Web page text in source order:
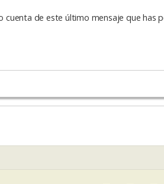
cuenta de este último mensaje que has